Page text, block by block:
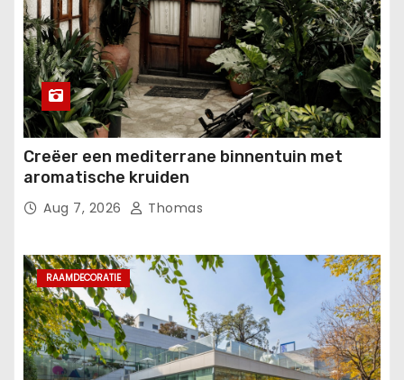
Creëer een mediterrane binnentuin met
aromatische kruiden
Aug 7, 2026 Thomas
RAAMDECORATIE